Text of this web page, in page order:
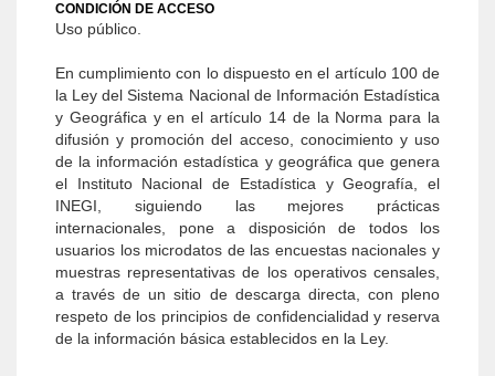
CONDICIÓN DE ACCESO
Uso público.
En cumplimiento con lo dispuesto en el artículo 100 de
la Ley del Sistema Nacional de Información Estadística
y Geográfica y en el artículo 14 de la Norma para la
difusión y promoción del acceso, conocimiento y uso
de la información estadística y geográfica que genera
el Instituto Nacional de Estadística y Geografía, el
INEGI, siguiendo las mejores prácticas
internacionales, pone a disposición de todos los
usuarios los microdatos de las encuestas nacionales y
muestras representativas de los operativos censales,
a través de un sitio de descarga directa, con pleno
respeto de los principios de confidencialidad y reserva
de la información básica establecidos en la Ley.